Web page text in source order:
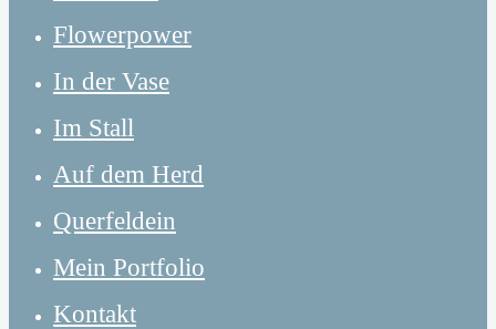
Flowerpower
In der Vase
Im Stall
Auf dem Herd
Querfeldein
Mein Portfolio
Kontakt